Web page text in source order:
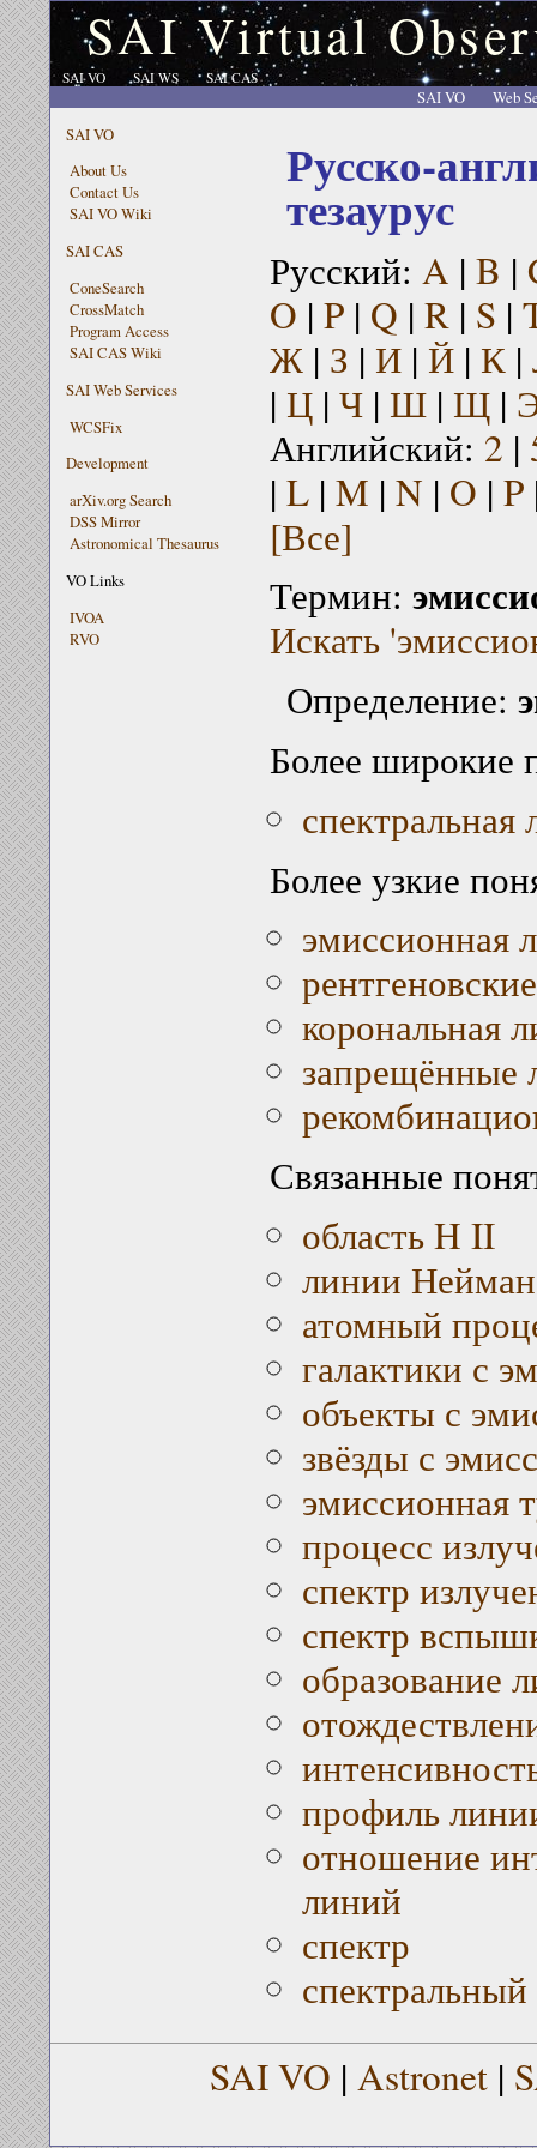
SAI Virtual
SAI VO SAI WS SAI CAS
SAI VO
Web
SAI VO
About Us
Contact Us
SAI VO Wiki
SAI CAS
ConeSearch
CrossMatch
Program Access
SAI CAS Wiki
SAI Web Services
WCSFix
Development
arXiv.org Search
DSS Mirror
Astronomical Thesaurus
VO Links
IVOA
RVO
Русско-
тезаурус
Русский: A | B |
O | P| Q | R| S |
Ж| З | И| Й| К|
| Ц| Ч| Ш| Щ|
Английский: 2 |
| L| M | N | O | P
[Все]
Термин:
Искать
Определение:
Более широкие
спектральная
Более узкие
эмиссионная
корональная
запрещённые
Связанные
область H II
линии
атомный
галактики с
объекты с
звёзды с
эмиссионная
процесс
спектр
спектр
образование
профиль
отношение
линий
спектр
спектральный
SAI VO | Astronet |